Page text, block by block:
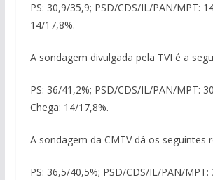
PS: 30,9/35,9; PSD/CDS/IL/PAN/MPT:
14/17,8%.
A sondagem divulgada pela TVI é a
PS: 36/41,2%; PSD/CDS/IL/PAN/MPT:
Chega: 14/17,8%.
A sondagem da CMTV dá os seguintes
PS: 36,5/40,5%; PSD/CDS/IL/PAN/MPT: